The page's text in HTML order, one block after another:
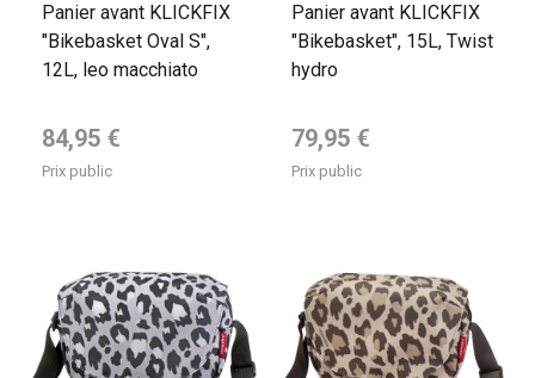
Panier avant KLICKFIX
"Bikebasket Oval S",
12L, leo macchiato
Prix de base
84,95 €
Prix public
Panier avant KLICKFIX
"Bikebasket", 15L, Twist
hydro
Prix de base
79,95 €
Prix public